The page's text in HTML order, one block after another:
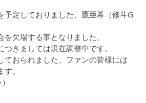
予定しておりました、鷹亜希（修斗G
欠場する事となりました。
きましては現在調整中です。
ておられました、ファンの皆様には
。